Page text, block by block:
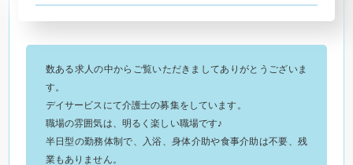
数ある求人の中からご覧いただきましてありがとうございま
す。
デイサービスにて介護士の募集をしています。
職場の雰囲気は、明るく楽しい職場です♪
半日型の勤務体制で、入浴、身体介助や食事介助は不要、残
業もありません。